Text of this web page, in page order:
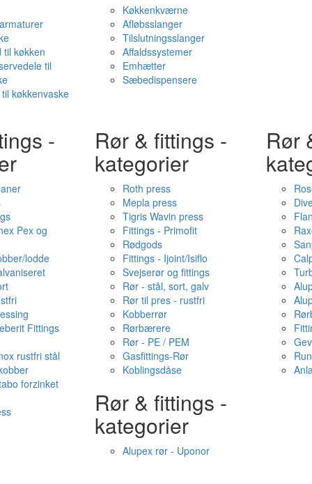
til køkken
til
køkkenvaske
Køkkenkværne
Afløbsslanger
Tilslutningsslanger
Affaldssystemer
Emhætter
Sæbedispensere
-
Pex og
lodde
Fittings
rustfri stål
forzinket
Rør & fittings -
kategorier
Roth press
Mepla press
Tigris Wavin press
Fittings - Primofit
Rødgods
Fittings - Ijoint/Isiflo
Svejserør og fittings
Rør - stål, sort, galv
Rør til pres - rustfri
Kobberrør
Rørbærere
Rør - PE / PEM
Gasfittings-Rør
Koblingsdåse
Rør
Rør & fittings -
kategorier
Alupex rør - Uponor